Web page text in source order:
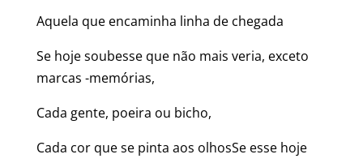
Aquela que encaminha linha de chegada
Se hoje soubesse que não mais veria, exceto
marcas -memórias,
Cada gente, poeira ou bicho,
Cada cor que se pinta aos olhosSe esse hoje